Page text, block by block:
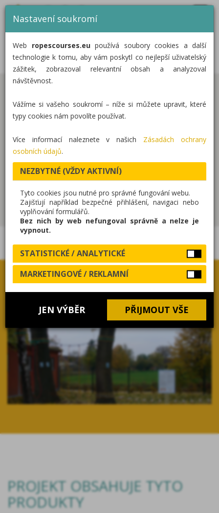
KATEGORIE
KONTAKT
NÍZKÉ LANOVÉ PŘEKÁŽKY
SMRŽICE
instalovanými na stromech se nachází v Sportovním
a společenském areálu obce Smržice u Prostějova.
Tato realizace obsahuje naše produkty:
Dětská lanová hřiště- sestava nízkých lanových
15 let.
FOTOGALERIE
PROJEKT OBSAHUJE TYTO
PRODUKTY
Nastavení soukromí
Web ropescourses.eupoužívá soubory cookies a další
technologie k tomu, aby vám poskytl co nejlepší uživatelský
zážitek, zobrazoval relevantní obsah a analyzoval
návštěvnost.
Vážíme si vašeho soukromí – níže si můžete upravit, které
typy cookies nám povolíte používat.
Více informací naleznete v našich Zásadách ochrany
osobních údajů.
NEZBYTNÉ (VŽDY AKTIVNÍ)
Tyto cookies jsou nutné pro správné fungování webu.
Zajišťují například bezpečné přihlášení, navigaci nebo
vyplňování formulářů.
Bez nich by web nefungoval správně a nelze je
vypnout.
STATISTICKÉ / ANALYTICKÉ
MARKETINGOVÉ / REKLAMNÍ
JEN VÝBĚR PŘIJMOUT VŠE